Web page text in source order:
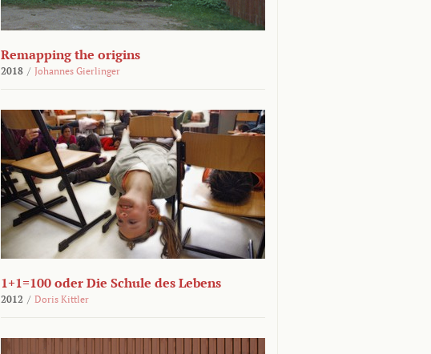
Remapping the origins
2018 / Johannes Gierlinger
1+1=100 oder Die Schule des Lebens
2012 / Doris Kittler